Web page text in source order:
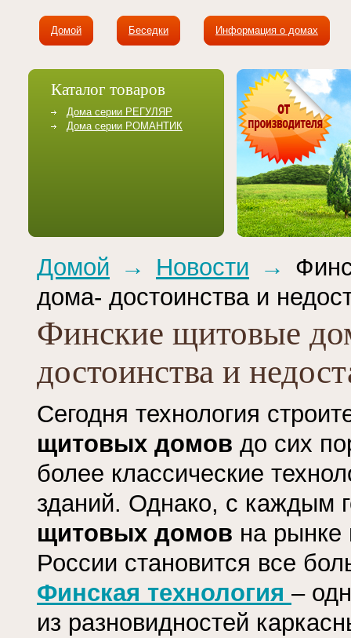
Домой Беседки Информация о домах
Каталог товаров
Дома серии РЕГУЛЯР
Дома серии РОМАНТИК
Домой → Новости →
дома- достоинства и
Финские щитовые
достоинства и
Сегодня технология
щитовых домов до сих
более классические
зданий. Однако, с каждым
щитовых домов на рынке
России становится все
Финская технология –
из разновидностей